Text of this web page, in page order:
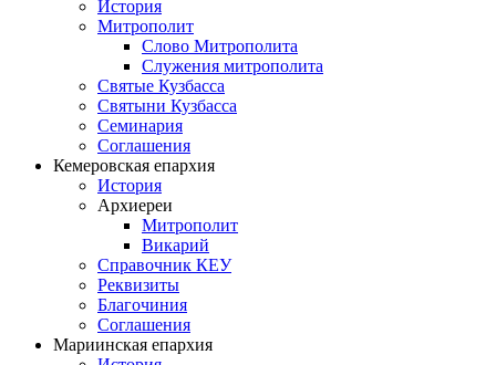
История
Митрополит
Слово Митрополита
Служения митрополита
Святые Кузбасса
Святыни Кузбасса
Семинария
Соглашения
Кемеровская епархия
История
Архиереи
Митрополит
Викарий
Справочник КЕУ
Реквизиты
Благочиния
Соглашения
Мариинская епархия